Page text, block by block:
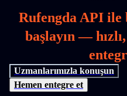
Rufengda API ile
başlayın —
Uzmanlarımızla konuşun
Hemen entegre et